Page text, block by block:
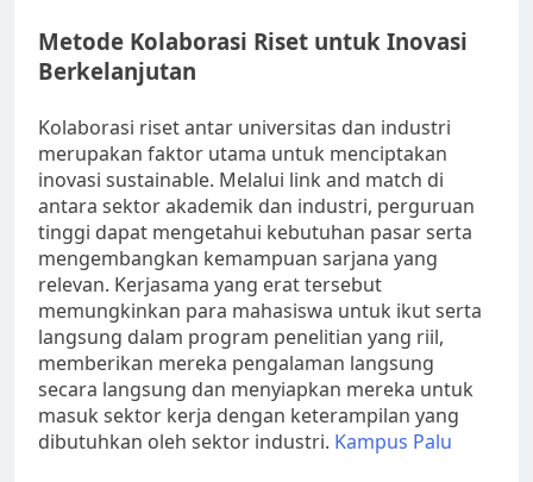
Metode Kolaborasi Riset untuk Inovasi
Berkelanjutan
Kolaborasi riset antar universitas dan industri
merupakan faktor utama untuk menciptakan
inovasi sustainable. Melalui link and match di
antara sektor akademik dan industri, perguruan
tinggi dapat mengetahui kebutuhan pasar serta
mengembangkan kemampuan sarjana yang
relevan. Kerjasama yang erat tersebut
memungkinkan para mahasiswa untuk ikut serta
langsung dalam program penelitian yang riil,
memberikan mereka pengalaman langsung
secara langsung dan menyiapkan mereka untuk
masuk sektor kerja dengan keterampilan yang
dibutuhkan oleh sektor industri. Kampus Palu